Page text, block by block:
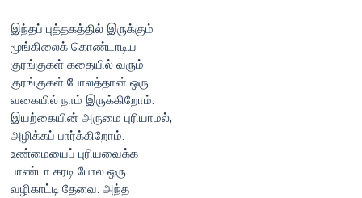
இந்தப் புத்தகத்தில் இருக்கும்
மூங்கிலைக் கொண்டாடிய
குரங்குகள் கதையில் வரும்
குரங்குகள் போலத்தான் ஒரு
வகையில் நாம் இருக்கிறோம்.
இயற்கையின் அருமை புரியாமல்,
அழிக்கப் பார்க்கிறோம்.
உண்மையைப் புரியவைக்க
பாண்டா கரடி போல ஒரு
வழிகாட்டி தேவை. அந்த